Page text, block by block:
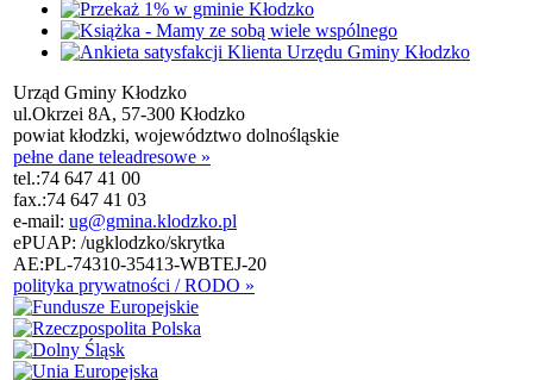
Urząd Gminy Kłodzko
ul.Okrzei 8A, 57-300 Kłodzko
powiat kłodzki, województwo dolnośląskie
pełne dane teleadresowe »
tel.:74 647 41 00
fax.:74 647 41 03
e-mail: ug@gmina.klodzko.pl
ePUAP: /ugklodzko/skrytka
AE:PL-74310-35413-WBTEJ-20
polityka prywatności / RODO »